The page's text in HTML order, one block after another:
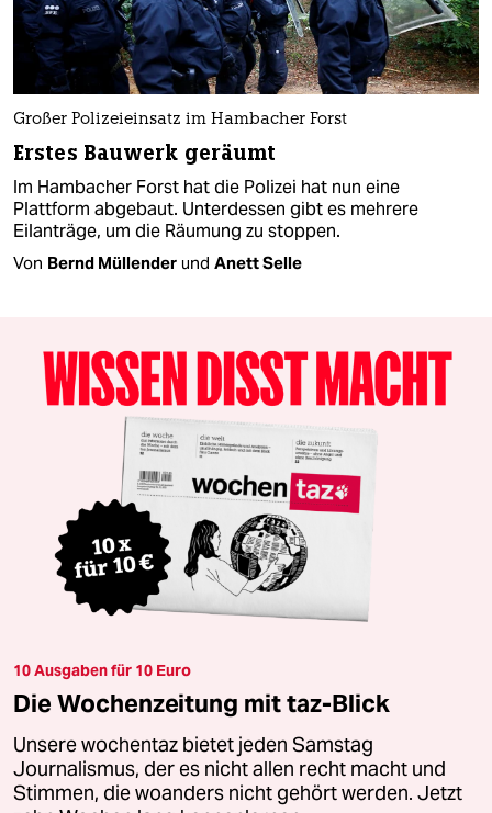
Großer Polizeieinsatz im Hambacher Forst
Erstes Bauwerk geräumt
Im Hambacher Forst hat die Polizei hat nun eine
Plattform abgebaut. Unterdessen gibt es mehrere
Eilanträge, um die Räumung zu stoppen.
Von Bernd Müllender und Anett Selle
10 Ausgaben für 10 Euro
Die Wochenzeitung mit taz-Blick
Unsere wochentaz bietet jeden Samstag
Journalismus, der es nicht allen recht macht und
Stimmen, die woanders nicht gehört werden. Jetzt